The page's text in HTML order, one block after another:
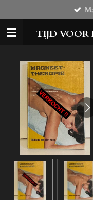
direct
naar
TIJD VOOR